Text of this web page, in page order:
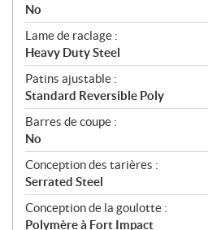
No
Lame de raclage :
Heavy Duty Steel
Patins ajustable :
Standard Reversible Poly
Barres de coupe :
No
Conception des tarières :
Serrated Steel
Conception de la goulotte :
Polymère à Fort Impact